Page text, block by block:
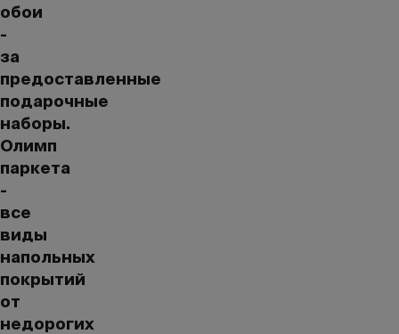
обои
-
за
предоставленные
подарочные
наборы.
Олимп
паркета
-
все
виды
напольных
покрытий
от
недорогих